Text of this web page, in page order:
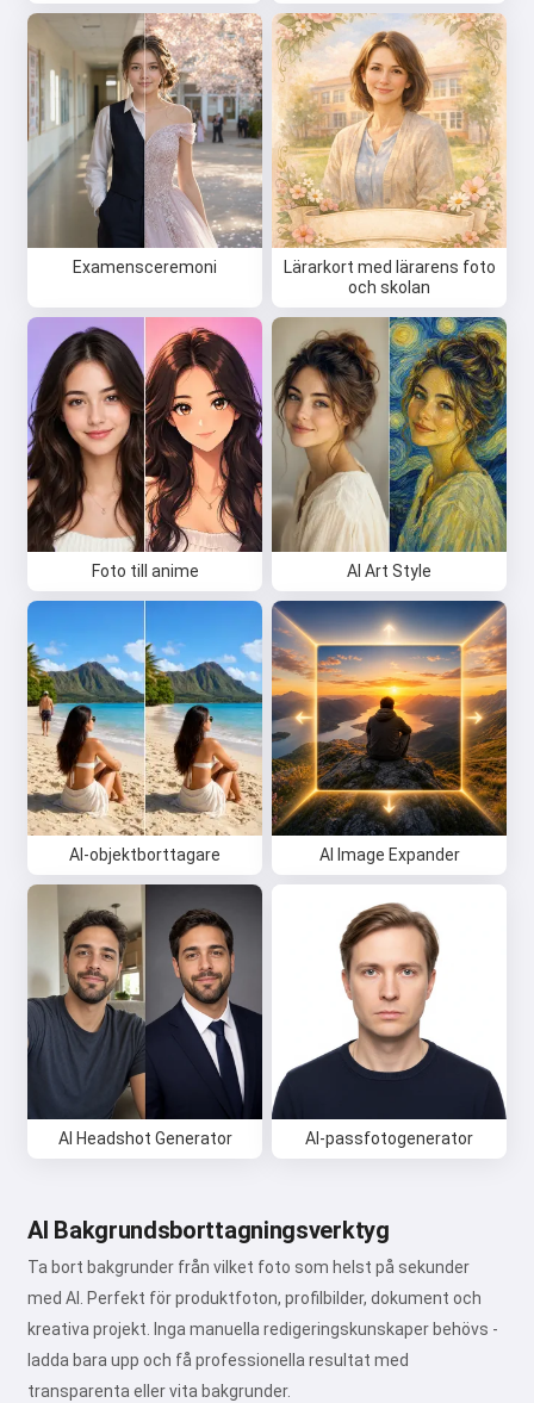
Examensceremoni
Lärarkort med lärarens foto
och skolan
Foto till anime AI Art Style
AI-objektborttagare AI Image Expander
AI Headshot Generator AI-passfotogenerator
AI Bakgrundsborttagningsverktyg
Ta bort bakgrunder från vilket foto som helst på sekunder
med AI. Perfekt för produktfoton, profilbilder, dokument och
kreativa projekt. Inga manuella redigeringskunskaper behövs -
ladda bara upp och få professionella resultat med
transparenta eller vita bakgrunder.